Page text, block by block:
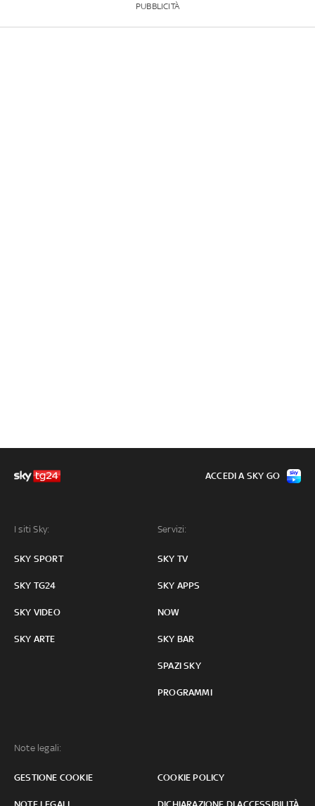
PUBBLICITÀ
I siti Sky:
SKY SPORT
SKY TG24
SKY VIDEO
SKY ARTE
Servizi:
SKY TV
SKY APPS
NOW
SKY BAR
SPAZI SKY
PROGRAMMI
Note legali:
GESTIONE COOKIE COOKIE POLICY
ACCEDI A SKY GO